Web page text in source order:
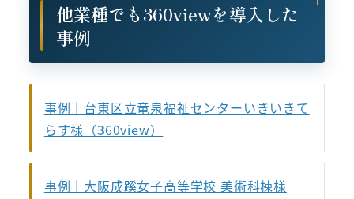
他業種でも360viewを導入した
事例
事例｜台東区立竜泉福祉センターいきいきて
らす様（360view）
事例｜大阪成蹊女子高等学校 美術科棟様